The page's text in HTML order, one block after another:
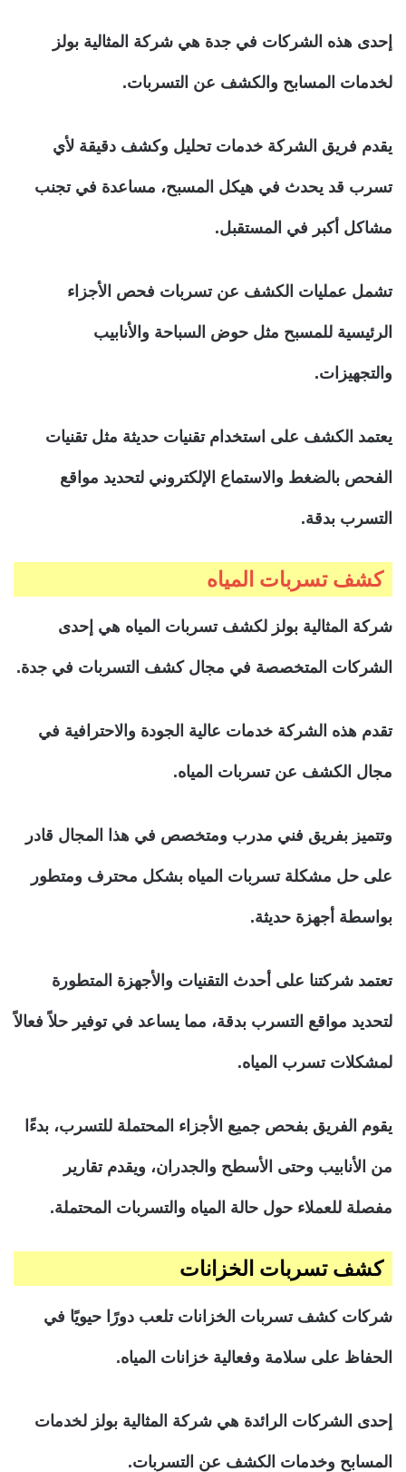
إحدى هذه الشركات في جدة هي شركة المثالية بولز
لخدمات المسابح والكشف عن التسربات.
يقدم فريق الشركة خدمات تحليل وكشف دقيقة لأي
تسرب قد يحدث في هيكل المسبح، مساعدة في تجنب
مشاكل أكبر في المستقبل.
تشمل عمليات الكشف عن تسربات فحص الأجزاء
الرئيسية للمسبح مثل حوض السباحة والأنابيب
والتجهيزات.
يعتمد الكشف على استخدام تقنيات حديثة مثل تقنيات
الفحص بالضغط والاستماع الإلكتروني لتحديد مواقع
التسرب بدقة.
كشف تسربات المياه
شركة المثالية بولز لكشف تسربات المياه هي إحدى
الشركات المتخصصة في مجال كشف التسربات في جدة.
تقدم هذه الشركة خدمات عالية الجودة والاحترافية في
مجال الكشف عن تسربات المياه.
وتتميز بفريق فني مدرب ومتخصص في هذا المجال قادر
على حل مشكلة تسربات المياه بشكل محترف ومتطور
بواسطة أجهزة حديثة.
تعتمد شركتنا على أحدث التقنيات والأجهزة المتطورة
لتحديد مواقع التسرب بدقة، مما يساعد في توفير حلاً فعالاً
لمشكلات تسرب المياه.
يقوم الفريق بفحص جميع الأجزاء المحتملة للتسرب، بدءًا
من الأنابيب وحتى الأسطح والجدران، ويقدم تقارير
مفصلة للعملاء حول حالة المياه والتسربات المحتملة.
كشف تسربات الخزانات
شركات كشف تسربات الخزانات تلعب دورًا حيويًا في
الحفاظ على سلامة وفعالية خزانات المياه.
إحدى الشركات الرائدة هي شركة المثالية بولز لخدمات
المسابح وخدمات الكشف عن التسربات.